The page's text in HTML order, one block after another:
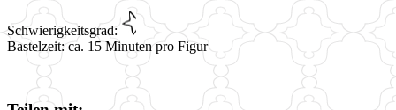
Schwierigkeitsgrad:
Bastelzeit: ca. 15 Minuten pro Figur